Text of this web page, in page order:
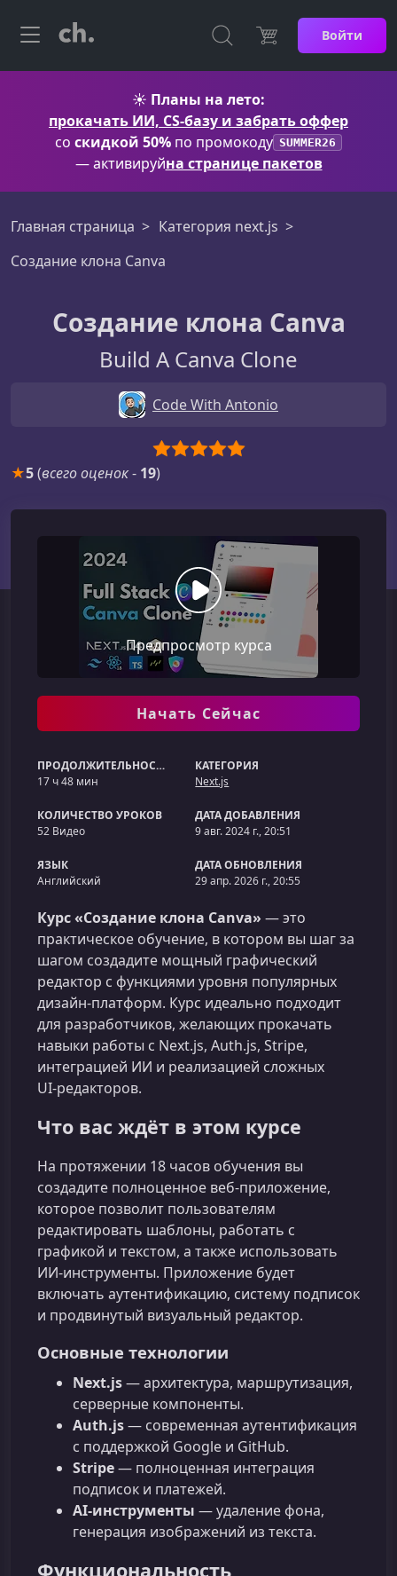
Войти
☀️ Планы на лето:
прокачать ИИ, CS-базу и забрать оффер
со скидкой 50% по промокоду SUMMER26
— активируйна странице пакетов
Главная страница
Категория next.js
Создание клона Canva
Создание клона Canva
Build A Canva Clone
Code With Antonio
★5(всего оценок- 19)
Предпросмотр курса
Начать Сейчас
ПРОДОЛЖИТЕЛЬНОСТЬ
17 ч 48 мин
КАТЕГОРИЯ
Next.js
КОЛИЧЕСТВО УРОКОВ
52 Видео
ДАТА ДОБАВЛЕНИЯ
9 авг. 2024 г., 20:51
ЯЗЫК
Английский
ДАТА ОБНОВЛЕНИЯ
29 апр. 2026 г., 20:55
Курс «Создание клона Canva» — это
практическое обучение, в котором вы шаг за
шагом создадите мощный графический
редактор с функциями уровня популярных
дизайн‑платформ. Курс идеально подходит
для разработчиков, желающих прокачать
навыки работы с Next.js, Auth.js, Stripe,
интеграцией ИИ и реализацией сложных
UI‑редакторов.
Что вас ждёт в этом курсе
На протяжении 18 часов обучения вы
создадите полноценное веб-приложение,
которое позволит пользователям
редактировать шаблоны, работать с
графикой и текстом, а также использовать
ИИ‑инструменты. Приложение будет
включать аутентификацию, систему подписок
и продвинутый визуальный редактор.
Основные технологии
Next.js— архитектура, маршрутизация,
серверные компоненты.
Auth.js— современная аутентификация
с поддержкой Google и GitHub.
Stripe— полноценная интеграция
подписок и платежей.
AI‑инструменты — удаление фона,
генерация изображений из текста.
Функциональность